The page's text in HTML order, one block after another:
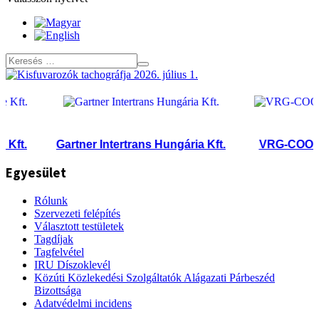
Gartner Intertrans Hungária Kft. VRG-COOL
Egyesület
Rólunk
Szervezeti felépítés
Választott testületek
Tagdíjak
Tagfelvétel
IRU Díszoklevél
Közúti Közlekedési Szolgáltatók Alágazati Párbeszéd
Bizottsága
Adatvédelmi incidens